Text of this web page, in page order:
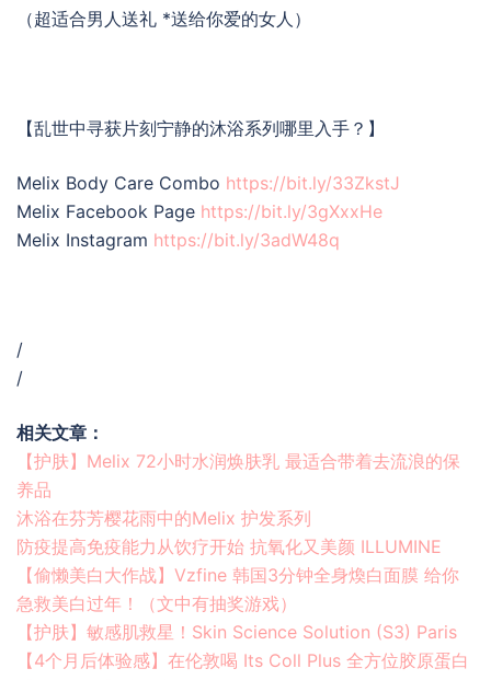
（超适合男人送礼 *送给你爱的女人）
【乱世中寻获片刻宁静的沐浴系列哪里入手？】
Melix Body Care Combo https://bit.ly/33ZkstJ
Melix Facebook Page https://bit.ly/3gXxxHe
Melix Instagram https://bit.ly/3adW48q
/
/
相关文章：
【护肤】Melix 72小时水润焕肤乳 最适合带着去流浪的保
养品
沐浴在芬芳樱花雨中的Melix 护发系列
防疫提高免疫能力从饮疗开始 抗氧化又美颜 ILLUMINE
【偷懒美白大作战】Vzfine 韩国3分钟全身煥白面膜 给你
急救美白过年！（文中有抽奖游戏）
【护肤】敏感肌救星！Skin Science Solution (S3) Paris
【4个月后体验感】在伦敦喝 Its Coll Plus 全方位胶原蛋白